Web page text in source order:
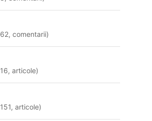
62,comentarii)
16,articole)
151,articole)